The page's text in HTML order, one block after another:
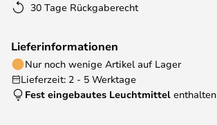
30 Tage Rückgaberecht
Lieferinformationen
Nur noch wenige Artikel auf Lager
Lieferzeit: 2 - 5 Werktage
Fest eingebautes Leuchtmittel enthalten